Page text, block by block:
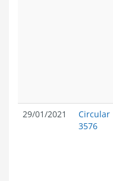
29/01/2021
Circular
3576